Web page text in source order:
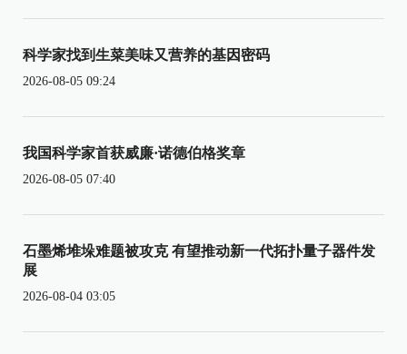
科学家找到生菜美味又营养的基因密码
2026-08-05 09:24
我国科学家首获威廉·诺德伯格奖章
2026-08-05 07:40
石墨烯堆垛难题被攻克 有望推动新一代拓扑量子器件发
展
2026-08-04 03:05